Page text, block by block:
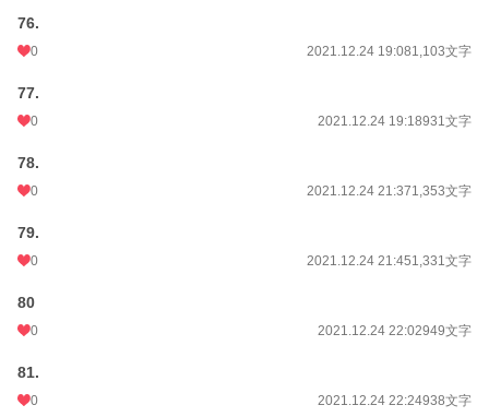
76.
0 2021.12.24 19:081,103文字
77.
0 2021.12.24 19:18931文字
78.
0 2021.12.24 21:371,353文字
79.
0 2021.12.24 21:451,331文字
80
0 2021.12.24 22:02949文字
81.
0 2021.12.24 22:24938文字